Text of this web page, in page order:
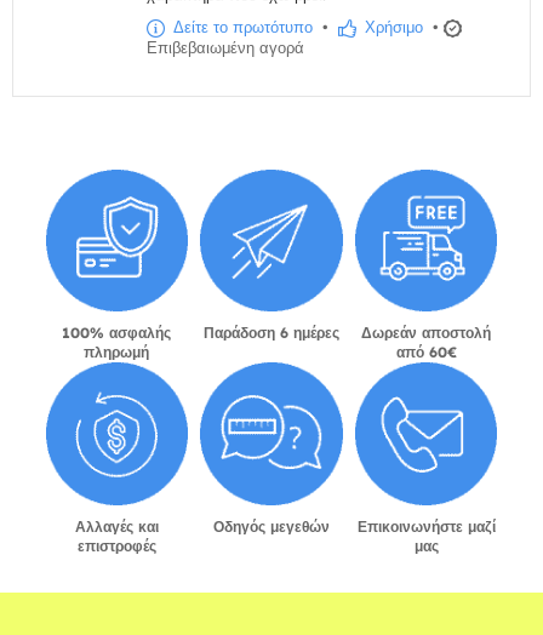
Δείτε το πρωτότυπο • Χρήσιμο •
Επιβεβαιωμένη αγορά
100% ασφαλής
πληρωμή
Παράδοση 6 ημέρες
Δωρεάν αποστολή
από 60€
Αλλαγές και
επιστροφές
Οδηγός μεγεθών
Επικοινωνήστε μαζί
μας